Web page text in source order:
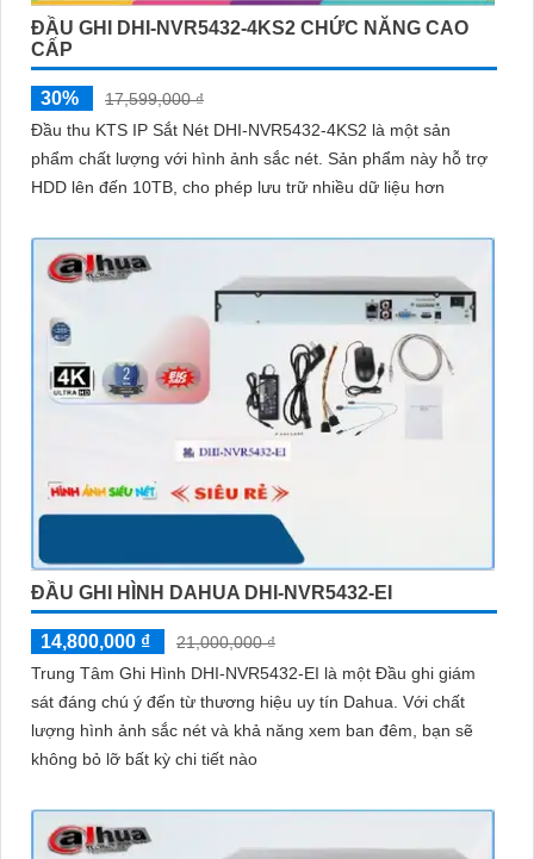
ĐẦU GHI DHI-NVR5432-4KS2 CHỨC NĂNG CAO
CẤP
30%
17,599,000 ₫
Đầu thu KTS IP Sắt Nét DHI-NVR5432-4KS2 là một sản
phẩm chất lượng với hình ảnh sắc nét. Sản phẩm này hỗ trợ
HDD lên đến 10TB, cho phép lưu trữ nhiều dữ liệu hơn
ĐẦU GHI HÌNH DAHUA DHI-NVR5432-EI
14,800,000 ₫
21,000,000 ₫
Trung Tâm Ghi Hình DHI-NVR5432-EI là một Đầu ghi giám
sát đáng chú ý đến từ thương hiệu uy tín Dahua. Với chất
lượng hình ảnh sắc nét và khả năng xem ban đêm, bạn sẽ
không bỏ lỡ bất kỳ chi tiết nào